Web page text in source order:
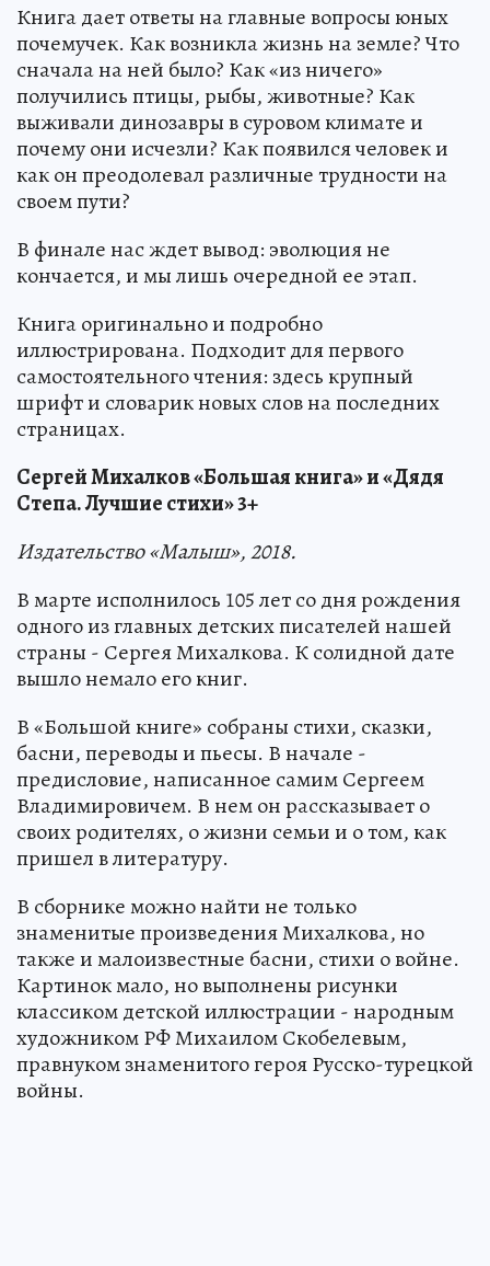
Книга дает ответы на главные вопросы юных
почемучек. Как возникла жизнь на земле? Что
сначала на ней было? Как «из ничего»
получились птицы, рыбы, животные? Как
выживали динозавры в суровом климате и
почему они исчезли? Как появился человек и
как он преодолевал различные трудности на
своем пути?
В финале нас ждет вывод: эволюция не
кончается, и мы лишь очередной ее этап.
Книга оригинально и подробно
иллюстрирована. Подходит для первого
самостоятельного чтения: здесь крупный
шрифт и словарик новых слов на последних
страницах.
Сергей Михалков «Большая книга» и «Дядя
Степа. Лучшие стихи» 3+
Издательство «Малыш», 2018.
В марте исполнилось 105 лет со дня рождения
одного из главных детских писателей нашей
страны - Сергея Михалкова. К солидной дате
вышло немало его книг.
В «Большой книге» собраны стихи, сказки,
басни, переводы и пьесы. В начале -
предисловие, написанное самим Сергеем
Владимировичем. В нем он рассказывает о
своих родителях, о жизни семьи и о том, как
пришел в литературу.
В сборнике можно найти не только
знаменитые произведения Михалкова, но
также и малоизвестные басни, стихи о войне.
Картинок мало, но выполнены рисунки
классиком детской иллюстрации - народным
художником РФ Михаилом Скобелевым,
правнуком знаменитого героя Русско-турецкой
войны.